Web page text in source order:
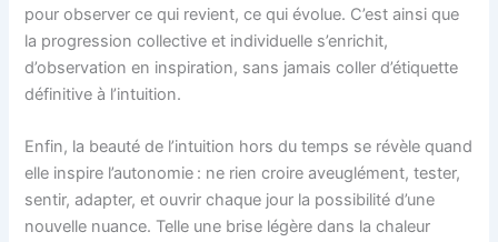
pour observer ce qui revient, ce qui évolue. C’est ainsi que
la progression collective et individuelle s’enrichit,
d’observation en inspiration, sans jamais coller d’étiquette
définitive à l’intuition.
Enfin, la beauté de l’intuition hors du temps se révèle quand
elle inspire l’autonomie : ne rien croire aveuglément, tester,
sentir, adapter, et ouvrir chaque jour la possibilité d’une
nouvelle nuance. Telle une brise légère dans la chaleur